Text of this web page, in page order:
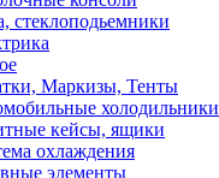
стеклоподьемники
Маркизы, Тенты
холодильники
кейсы, ящики
охлаждения
элементы